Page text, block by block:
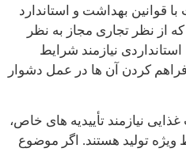
قوانین بهداشت و استاندارد
از نظر تجاری مجاز به نظر
نیازمند شرایط
کردن آن ها در عمل دشوار
نیازمند تأییدیه های خاص،
ویژه تولید هستند. اگر موضوع